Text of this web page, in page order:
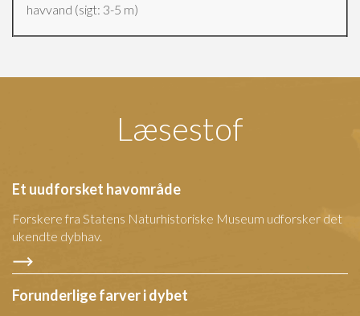
havvand (sigt: 3-5 m)
Læsestof
Et uudforsket havområde
Forskere fra Statens Naturhistoriske Museum udforsker det
ukendte dybhav.
Forunderlige farver i dybet